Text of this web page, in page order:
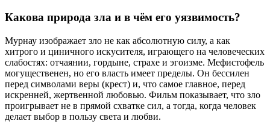
Какова природа зла и в чём его уязвимость?
Мурнау изображает зло не как абсолютную силу, а как
хитрого и циничного искусителя, играющего на человеческих
слабостях: отчаянии, гордыне, страхе и эгоизме. Мефистофель
могущественен, но его власть имеет пределы. Он бессилен
перед символами веры (крест) и, что самое главное, перед
искренней, жертвенной любовью. Фильм показывает, что зло
проигрывает не в прямой схватке сил, а тогда, когда человек
делает выбор в пользу света и любви.